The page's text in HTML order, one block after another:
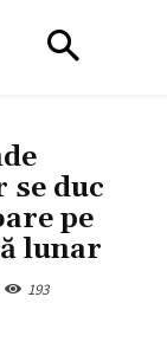
duc
pe
lunar
193